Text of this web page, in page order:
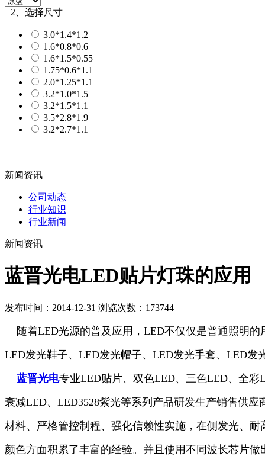
2、选择尺寸
3.0*1.4*1.2
1.6*0.8*0.6
1.6*1.5*0.55
1.75*0.6*1.1
2.0*1.25*1.1
3.2*1.0*1.5
3.2*1.5*1.1
3.5*2.8*1.9
3.2*2.7*1.1
新闻资讯
公司动态
行业知识
行业新闻
新闻资讯
蓝晋光电LED贴片灯珠的应用
发布时间：2014-12-31 浏览次数：173744
随着LED光源的普及应用，LED不仅仅是普通照明的
LED发光鞋子、LED发光帽子、LED发光手套、LED发
蓝晋光电专业LED贴片、双色LED、三色LED、全彩
衰减LED、LED3528紫光等系列产品研发生产销售供
材料、严格管控制程、强化信赖性实施，在侧发光、
颜色方面积累了丰富的经验。并且使用不同波长芯片